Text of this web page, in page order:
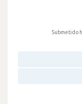
Submetido